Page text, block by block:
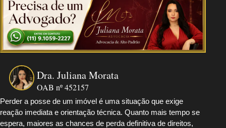
Dra. Juliana Morata
OAB nº 452157
Perder a posse de um imóvel é uma situação que exige
reação imediata e orientação técnica. Quanto mais tempo se
espera, maiores as chances de perda definitiva de direitos,